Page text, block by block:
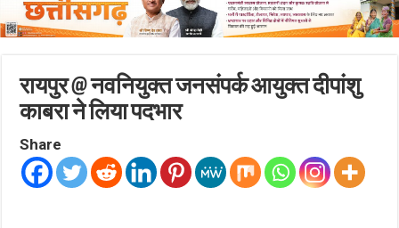
रायपुर @ नवनियुक्त जनसंपर्क आयुक्त दीपांशु
काबरा ने लिया पदभार
Share